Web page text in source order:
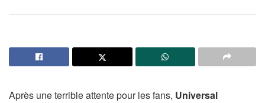
Après une terrible attente pour les fans, Universal